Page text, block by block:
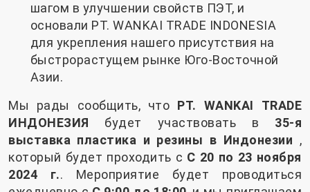
шагом в улучшении свойств ПЭТ, и
основали PT. WANKAI TRADE INDONESIA
для укрепления нашего присутствия на
быстрорастущем рынке Юго-Восточной
Азии.
Мы рады сообщить, что PT. WANKAI TRADE
ИНДОНЕЗИЯ будет участвовать в 35-я
выставка пластика и резины в Индонезии ,
который будет проходить с С 20 по 23 ноября
2024 г.. Мероприятие будет проводиться